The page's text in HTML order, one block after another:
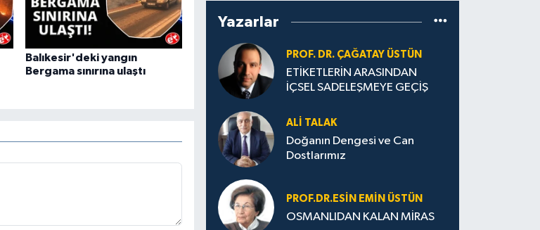
Balıkesir'deki yangın
Bergama sınırına ulaştı
Yazarlar
PROF. DR. ÇAĞATAY ÜSTÜN
ETİKETLERİN ARASINDAN
İÇSEL SADELEŞMEYE GEÇİŞ
ALI TALAK
Doğanın Dengesi ve Can
Dostlarımız
PROF.DR.ESIN EMIN ÜSTÜN
OSMANLIDAN KALAN MİRAS